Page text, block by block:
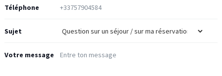
Téléphone
Sujet
Votre message